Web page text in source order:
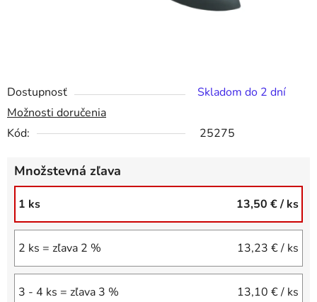
Dostupnosť
Skladom do 2 dní
Možnosti doručenia
Kód:
25275
Množstevná zľava
1 ks 13,50 €/ ks
2 ks = zľava 2 % 13,23 €/ ks
3 - 4 ks = zľava 3 % 13,10 €/ ks